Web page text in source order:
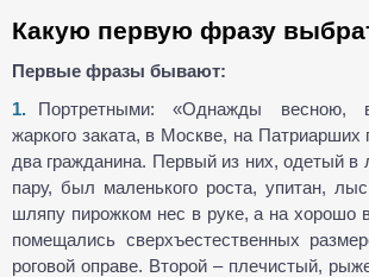
Какую первую фразу
Первые фразы бывают:
Портретными: «Однажды весною,
жаркого заката, в Москве, на Патриарших
два гражданина. Первый из них, одетый в
пару, был маленького роста, упитан,
шляпу пирожком нес в руке, а на хорошо
помещались сверхъестественных
роговой оправе. Второй – плечистый,